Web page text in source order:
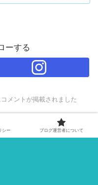
ーする
メントが掲載されました
シー ブログ運営者について